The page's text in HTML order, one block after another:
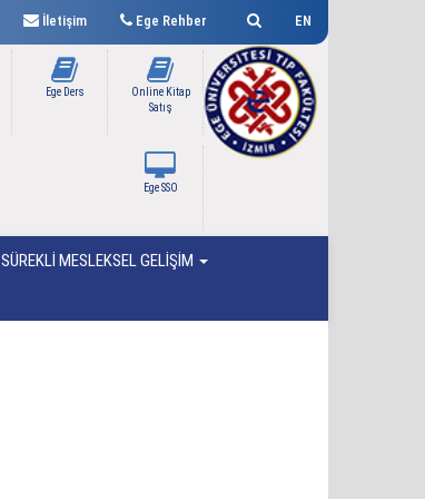
EN
Ege Rehber
İletişim
Online Kitap
Satış
Ege Ders
Ege SSO
SÜREKLİ MESLEKSEL GELİŞİM